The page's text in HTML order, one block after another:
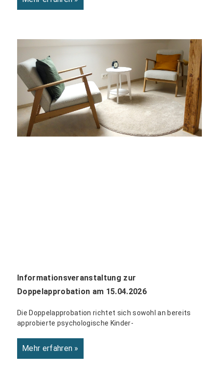
Informationsveranstaltung zur
Doppelapprobation am 15.04.2026
Die Doppelapprobation richtet sich sowohl an bereits
approbierte psychologische Kinder-
Mehr erfahren »